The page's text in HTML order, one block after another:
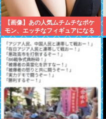
【画像】あの人気ムチムチなポケ
モン、エッチなフィギュアになる